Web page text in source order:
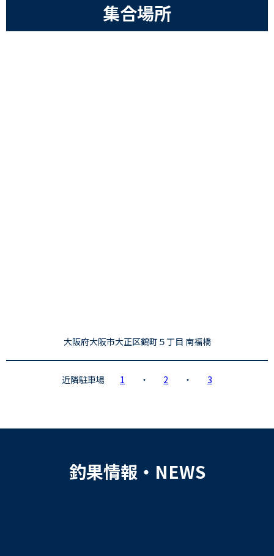
集合場所
大阪府大阪市大正区鶴町５丁目 南福橋
近隣駐車場 1 ・ 2 ・ 3
釣果情報・NEWS